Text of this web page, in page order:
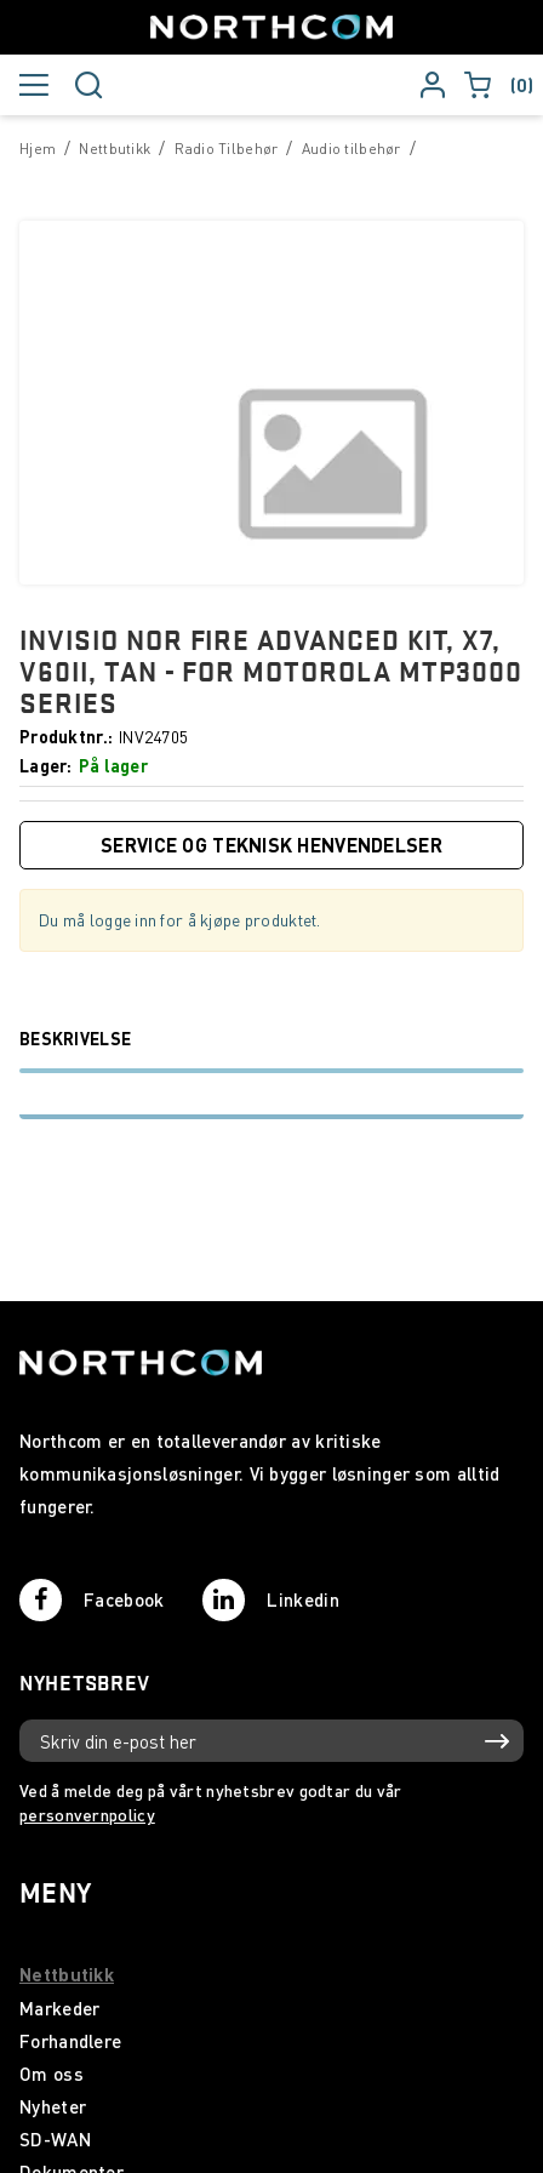
0
/
Hjem /
Nettbutikk /
Radio Tilbehør /
Audio tilbehør
INVISIO NOR FIRE ADVANCED KIT, X7,
V60II, TAN - FOR MOTOROLA MTP3000
SERIES
Produktnr.
INV24705
Lager
På lager
SERVICE OG TEKNISK HENVENDELSER
Du må logge inn for å kjøpe produktet.
BESKRIVELSE
Northcom er en totalleverandør av kritiske
kommunikasjonsløsninger. Vi bygger løsninger som alltid
fungerer.
Facebook Linkedin
NYHETSBREV
Ved å melde deg på vårt nyhetsbrev godtar du vår
personvernpolicy
MENY
Nettbutikk
Markeder
Forhandlere
Om oss
Nyheter
SD-WAN